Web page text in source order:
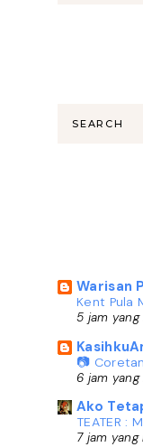
Warisan
Kent Pula
5 jam yang
📷
6 jam yang
Ako
TEATER :
7 jam yang